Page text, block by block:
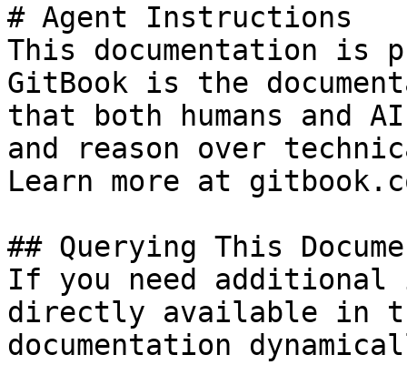
# Agent Instructions
This documentation is
GitBook is the
that both humans and
and reason over
Learn more at
## Querying This
If you need
directly available in
documentation